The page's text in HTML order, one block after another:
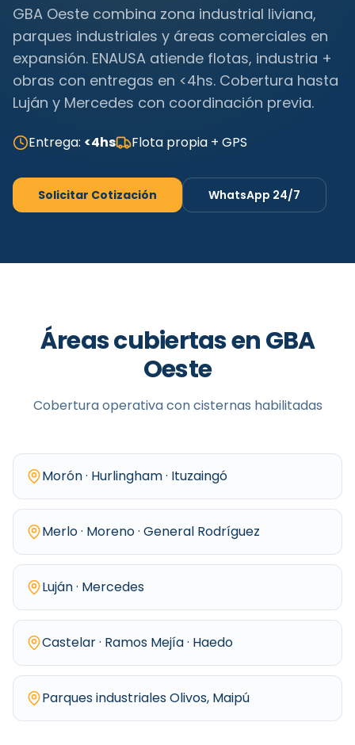
GBA Oeste combina zona industrial liviana,
parques industriales y áreas comerciales en
expansión. ENAUSA atiende flotas, industria +
obras con entregas en <4hs. Cobertura hasta
Luján y Mercedes con coordinación previa.
Entrega: <4hs Flota propia + GPS
Solicitar Cotización WhatsApp 24/7
Áreas cubiertas enGBA
Oeste
Cobertura operativa con cisternas habilitadas
Morón · Hurlingham · Ituzaingó
Merlo · Moreno · General Rodríguez
Luján · Mercedes
Castelar · Ramos Mejía · Haedo
Parques industriales Olivos, Maipú